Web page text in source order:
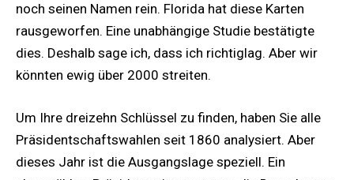
noch seinen Namen rein. Florida hat diese Karten
rausgeworfen. Eine unabhängige Studie bestätigte
dies. Deshalb sage ich, dass ich richtiglag. Aber wir
könnten ewig über 2000 streiten.
Um Ihre dreizehn Schlüssel zu finden, haben Sie alle
Präsidentschaftswahlen seit 1860 analysiert. Aber
dieses Jahr ist die Ausgangslage speziell. Ein